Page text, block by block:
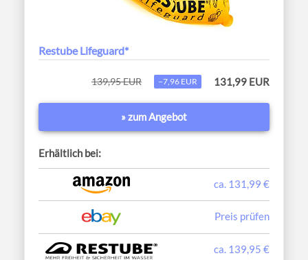
Restube Lifeguard*
139,95 EUR −7,96 EUR 131,99 EUR
» zum Angebot
Erhältlich bei:
ca. 131,99 €
Preis prüfen
ca. 139,95 €